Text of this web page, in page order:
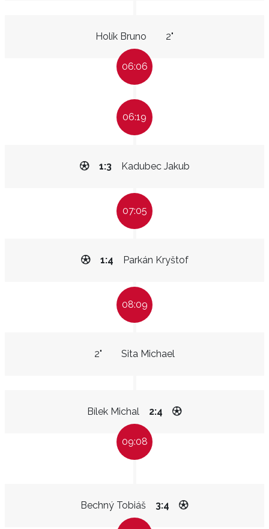
Holík Bruno 2"
06:06
06:19
Kadubec Jakub
1:3
07:05
Parkán Kryštof
1:4
08:09
Sita Michael
2"
Bílek Michal 2:4
09:08
Bechný Tobiáš 3:4